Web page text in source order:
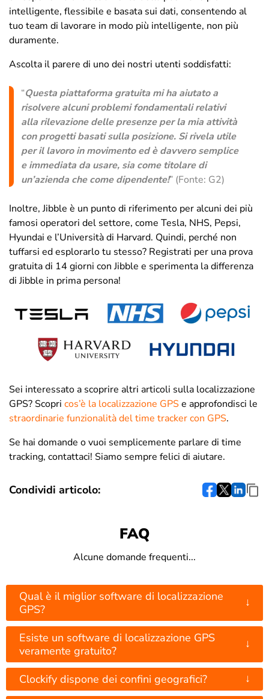
intelligente, flessibile e basata sui dati, consentendo al
tuo team di lavorare in modo più intelligente, non più
duramente.
Ascolta il parere di uno dei nostri utenti soddisfatti:
“Questa piattaforma gratuita mi ha aiutato a
risolvere alcuni problemi fondamentali relativi
alla rilevazione delle presenze per la mia attività
con progetti basati sulla posizione. Si rivela utile
per il lavoro in movimento ed è davvero semplice
e immediata da usare, sia come titolare di
un’azienda che come dipendente!” (Fonte: G2)
Inoltre, Jibble è un punto di riferimento per alcuni dei più
famosi operatori del settore, come Tesla, NHS, Pepsi,
Hyundai e l’Università di Harvard. Quindi, perché non
tuffarsi ed esplorarlo tu stesso? Registrati per una prova
gratuita di 14 giorni con Jibble e sperimenta la differenza
di Jibble in prima persona!
Sei interessato a scoprire altri articoli sulla localizzazione
GPS? Scopri cos’è la localizzazione GPSe approfondisci le
straordinarie funzionalità del time tracker con GPS.
Se hai domande o vuoi semplicemente parlare di time
tracking, contattaci! Siamo sempre felici di aiutare.
Condividi articolo:
FAQ
Alcune domande frequenti...
Qual è il miglior software di localizzazione
GPS?
↓
Esiste un software di localizzazione GPS
veramente gratuito?
↓
Clockify dispone dei confini geografici? ↓